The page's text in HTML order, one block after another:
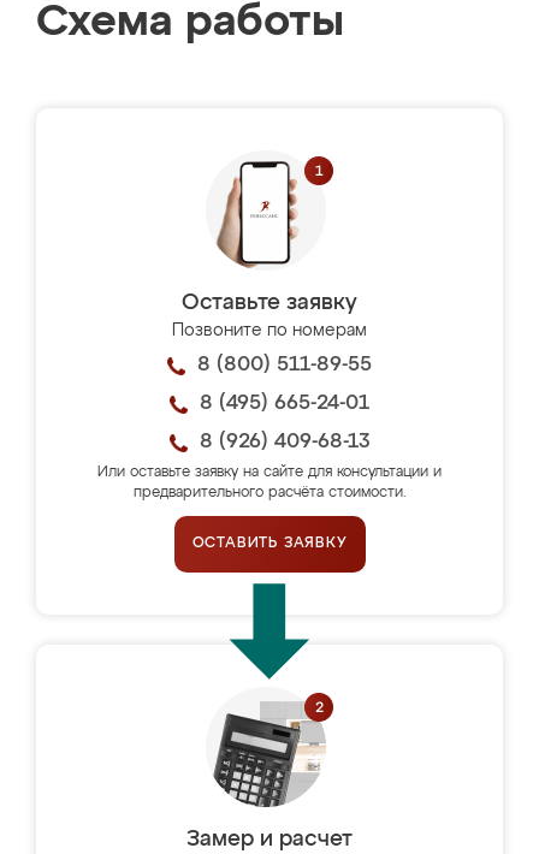
Схема работы
Оставьте заявку
Позвоните по номерам
8 (800) 511-89-55
8 (495) 665-24-01
8 (926) 409-68-13
Или оставьте заявку на сайте для консультации и
предварительного расчёта стоимости.
ОСТАВИТЬ ЗАЯВКУ
Замер и расчет